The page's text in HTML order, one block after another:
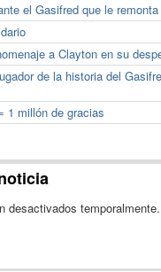
el Gasifred que le remonta
a Clayton en su
de la historia del
1 millón de gracias
desactivados